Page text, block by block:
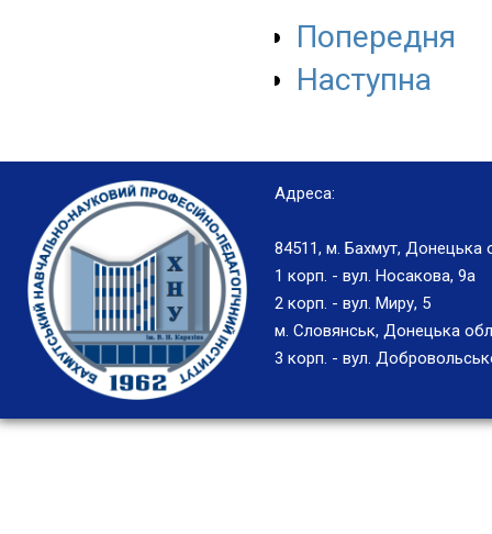
Попередня
Наступна
Адреса:
84511, м. Бахмут, Донецька
1 корп. - вул. Носакова, 9а
2 корп. - вул. Миру, 5
м. Словянськ, Донецька
3 корп. - вул.